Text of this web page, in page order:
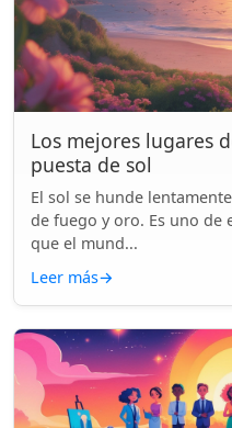
Los mejores lugares
puesta de sol
El sol se hunde
de fuego y oro. Es uno de
que el mund...
Leer más→